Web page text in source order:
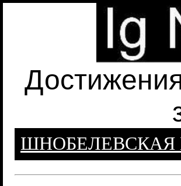
ШНОБЕЛЕВСКАЯ